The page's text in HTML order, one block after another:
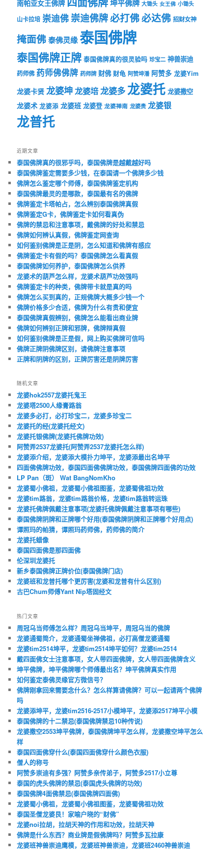
南帕亚女王佛牌 坤平佛牌 大锄头 女王佛 小锄头
山卡拉培 崇迪佛崇迪佛牌必打佛必达佛 招财女神
掩面佛泰佛灵缘泰国佛牌
泰国佛牌正牌 泰国佛牌真的很灵验吗 珍宝二 神兽崇迪
药师佛 药师佛佛牌 药师牌 财佛 财龟 阿赞坤潘 阿赞多 龙婆Yim
龙婆卡贤 龙婆坤龙婆培 龙婆多龙婆托 龙婆撒空
龙婆术 龙婆添 龙婆班 龙婆登 龙婆禅南 龙婆贵 龙婆银
龙普托
近期文章
泰国佛牌真的很邪乎吗，泰国佛牌是越戴越好吗
泰国佛牌鉴定需要多少钱，在泰国请一个佛牌多少钱
佛牌怎么鉴定哪个师傅，泰国佛牌鉴定机构
泰国佛牌最灵的是哪款，泰国最有名的佛牌
佛牌鉴定卡塔帕占，怎么辨别泰国佛牌真假
佛牌鉴定G卡，佛牌鉴定卡如何看真伪
佛牌的禁忌和注意事项，戴佛牌的好处和禁忌
佛牌如何辨认真假，佛牌鉴定网查询
如何鉴别佛牌是正是阴，怎么知道和佛牌有感应
佛牌鉴定卡有假的吗？泰国佛牌怎么看真假
泰国佛牌如何养护，泰国佛牌怎么供养
龙婆术的葫芦怎么样，龙婆术葫芦功效强吗
佛牌鉴定卡的种类，佛牌带卡就是真的吗
佛牌怎么买到真的，正规佛牌大概多少钱一个
佛牌价格多少合适，佛牌为什么有贵和便宜
泰国佛牌真假辨别，佛牌怎么能看出商业牌
佛牌如何辨别正牌和邪牌，佛牌辩真假
如何鉴别佛牌是正是假，网上购买佛牌可信吗
佛牌正牌阴佛牌区别，请佛牌注意事项
正牌和阴牌的区别，正牌厉害还是阴牌厉害
随机文章
龙婆hok2557龙婆托鬼王
龙婆塔2500人缘膏路翁
龙婆多必打，必打珍宝二，龙婆多珍宝二
龙婆托的经(龙婆托经文)
龙婆托银佛牌(龙婆托佛牌功效)
阿赞弄2537龙婆托(阿赞弄2537龙婆托怎么样)
龙婆添介绍，龙婆添大模扑力坤平，龙婆添最出名坤平
四面佛佛牌功效，泰国四面佛佛牌功效，泰国佛牌四面佛的功效
LP Pan（斑） Wat BangNomKho
龙婆蜀小佛祖，龙婆蜀小佛祖图鉴，龙婆蜀佛祖功效
龙婆tim路翁，龙婆tim路翁价格，龙婆tim路翁转运珠
龙婆托佛牌佩戴注意事项(龙婆托佛牌佩戴注意事项有哪些)
泰国佛牌阴牌和正牌哪个好用(泰国佛牌阴牌和正牌哪个好用点)
谭照玛的帕猜，谭照玛药师佛，药师佛的简介
龙婆托蜡像
泰国四面佛是那四面佛
伦深圳龙婆托
新乡泰国佛牌正牌价位(泰国佛牌门店)
龙婆班和龙普托哪个更厉害(龙婆和龙普有什么区别)
古巴Chum师傅Yant Nip塔固经文
热门文章
周冠乌当师傅怎么样？周冠乌当坤平，周冠乌当的佛牌
龙婆通蜀简介，龙婆通蜀坐禅佛祖，必打高僧龙婆通蜀
龙婆tim2514坤平，龙婆tim2514坤平如何？龙婆tim2514
戴四面佛女士注意事项，女人带四面佛牌，女人带四面佛牌含义
坤平佛牌，坤平佛牌哪个师傅最出名？坤平佛牌真实作用
如何鉴定泰佛灵缘官方微信号？
佛牌刚拿回来需要念什么？怎么样算请佛牌？可以一起请两个佛牌
吗
龙婆添坤平，龙婆tim2516-2517小模坤平，龙婆添2517坤平小模
泰国佛牌的十二禁忌(泰国佛牌禁忌10种传说)
龙婆撒空2553坤平佛牌，泰国佛牌坤平怎么样，龙婆撒空坤平怎么
样
泰国四面佛穿什么(泰国四面佛穿什么颜色衣服)
僧人的称号
阿赞多崇迪有多强？阿赞多亲传弟子，阿赞多2517小立尊
泰国的虎头佛牌的禁忌(泰国虎头佛牌的功效)
泰国佛牌4面佛禁忌(泰国佛牌四面佛)
龙婆蜀小佛祖，龙婆蜀小佛祖图鉴，龙婆蜀佛祖功效
泰国圣僧龙婆艮！家喻户晓的“财佛”
龙婆noi拉胡，拉胡天神的作用和功效，拉胡天神
佛牌是什么东西？商业牌是假佛牌吗？阿赞多瓦拉康
龙婆班神兽崇迪鹰模，龙婆班神兽崇迪，龙婆班2460神兽崇迪